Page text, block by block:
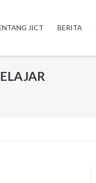
JICT BERITA